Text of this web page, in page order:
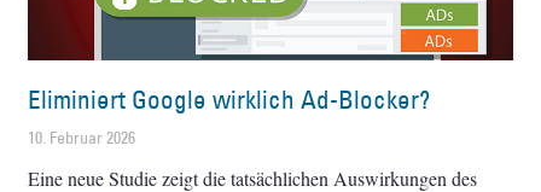
Eliminiert Google wirklich Ad-Blocker?
10. Februar 2026
Eine neue Studie zeigt die tatsächlichen Auswirkungen des